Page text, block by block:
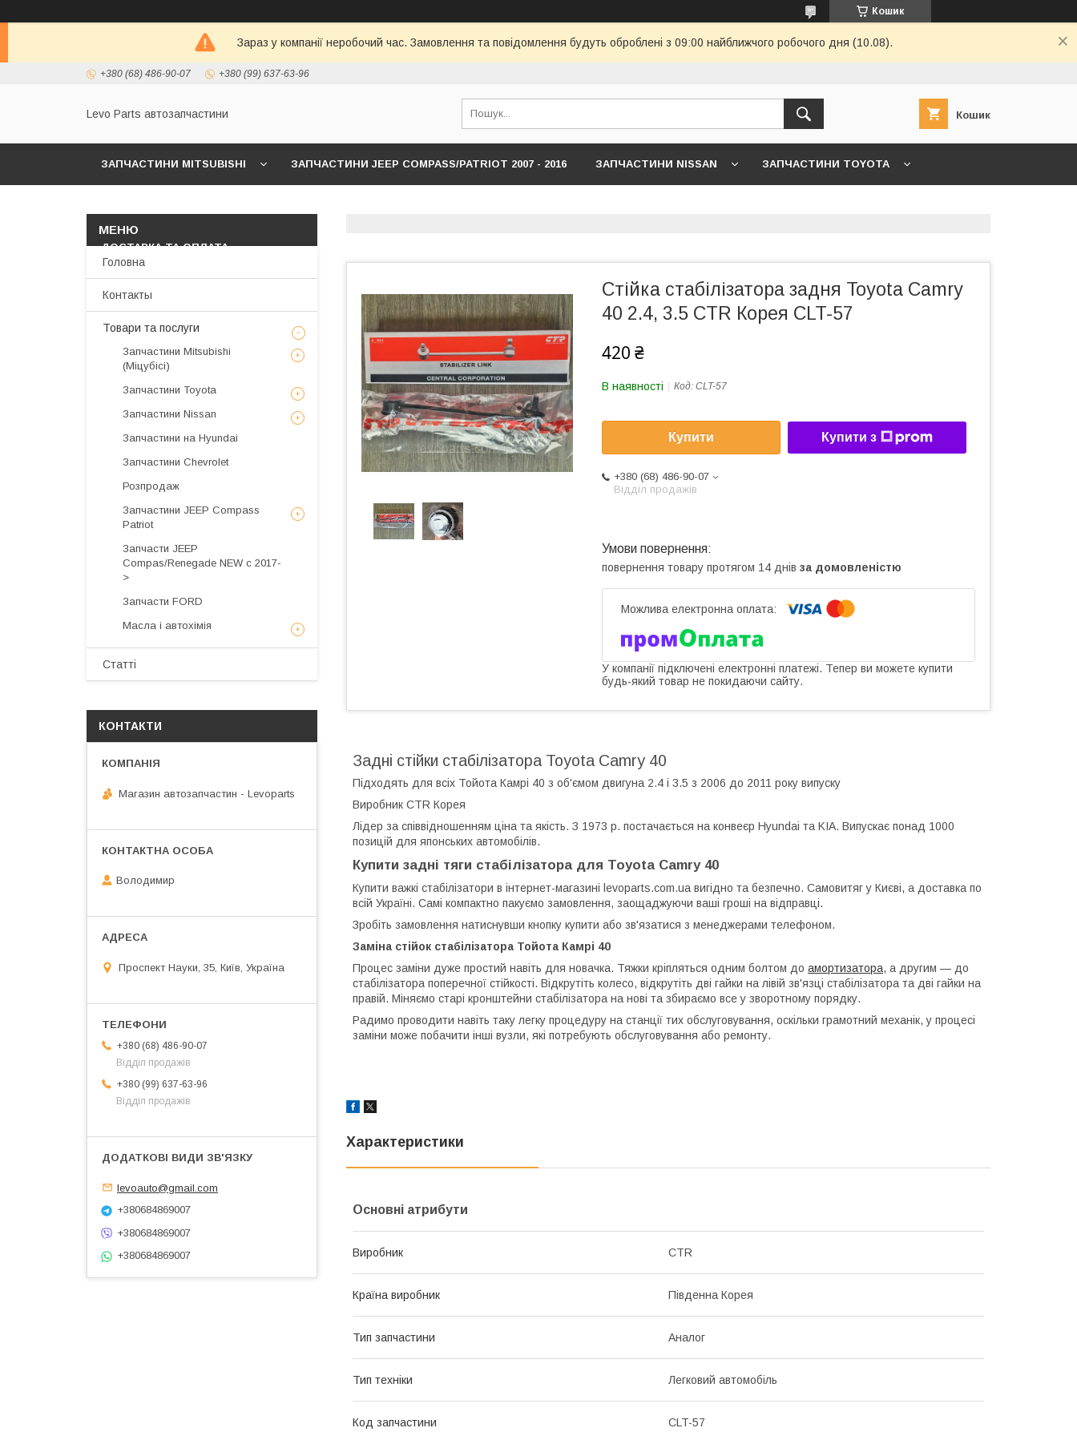
Кошик
Зараз у компанії неробочий час. Замовлення та повідомлення будуть оброблені з 09:00 найближчого робочого дня (10.08).
+380 (68) 486-90-07 +380 (99) 637-63-96
Levo Parts автозапчастини Кошик
ЗАПЧАСТИНИ MITSUBISHI ЗАПЧАСТИНИ JEEP COMPASS/PATRIOT 2007 - 2016 ЗАПЧАСТИНИ NISSAN ЗАПЧАСТИНИ TOYOTA
ДОСТАВКА ТА ОПЛАТА
Стійка стабілізатора задня Toyota Camry
40 2.4, 3.5 CTR Корея CLT-57
420 ₴
В наявності Код: CLT-57
Купити Купити з
+380 (68) 486-90-07
Відділ продажів
повернення товару протягом 14 днів за домовленістю
У компанії підключені електронні платежі. Тепер ви можете купити
будь-який товар не покидаючи сайту.
Задні стійки стабілізатора Toyota Camry 40
Підходять для всіх Тойота Камрі 40 з об'ємом двигуна 2.4 і 3.5 з 2006 до 2011 року випуску
Виробник CTR Корея
Лідер за співвідношенням ціна та якість. З 1973 р. постачається на конвеєр Hyundai та KIA. Випускає понад 1000
позицій для японських автомобілів.
Купити задні тяги стабілізатора для Toyota Camry 40
Купити важкі стабілізатори в інтернет-магазині levoparts.com.ua вигідно та безпечно. Самовитяг у Києві, а доставка по
всій Україні. Самі компактно пакуємо замовлення, заощаджуючи ваші гроші на відправці.
Зробіть замовлення натиснувши кнопку купити або зв'язатися з менеджерами телефоном.
Заміна стійок стабілізатора Тойота Камрі 40
Процес заміни дуже простий навіть для новачка. Тяжки кріпляться одним болтом до амортизатора, а другим — до
стабілізатора поперечної стійкості. Відкрутіть колесо, відкрутіть дві гайки на лівій зв'язці стабілізатора та дві гайки на
правій. Міняємо старі кронштейни стабілізатора на нові та збираємо все у зворотному порядку.
Радимо проводити навіть таку легку процедуру на станції тих обслуговування, оскільки грамотний механік, у процесі
заміни може побачити інші вузли, які потребують обслуговування або ремонту.
Характеристики
Основні атрибути
Виробник CTR
Країна виробник Південна Корея
Тип запчастини Аналог
Тип техніки Легковий автомобіль
Код запчастини CLT-57
Головна
Контакты
Товари та послуги
Запчастини Mitsubishi
(Міцубісі)
Запчастини Toyota
Запчастини Nissan
Запчастини на Hyundai
Запчастини Chevrolet
Розпродаж
Запчастини JEEP Compass
Patriot
Запчасти JEEP
Compas/Renegade NEW с 2017-
>
Запчасти FORD
Масла і автохімія
Статті
КОНТАКТИ
Магазин автозапчастин - Levoparts
Володимир
Проспект Науки, 35, Київ, Україна
+380 (68) 486-90-07
Відділ продажів
+380 (99) 637-63-96
Відділ продажів
levoauto@gmail.com
+380684869007
+380684869007
+380684869007